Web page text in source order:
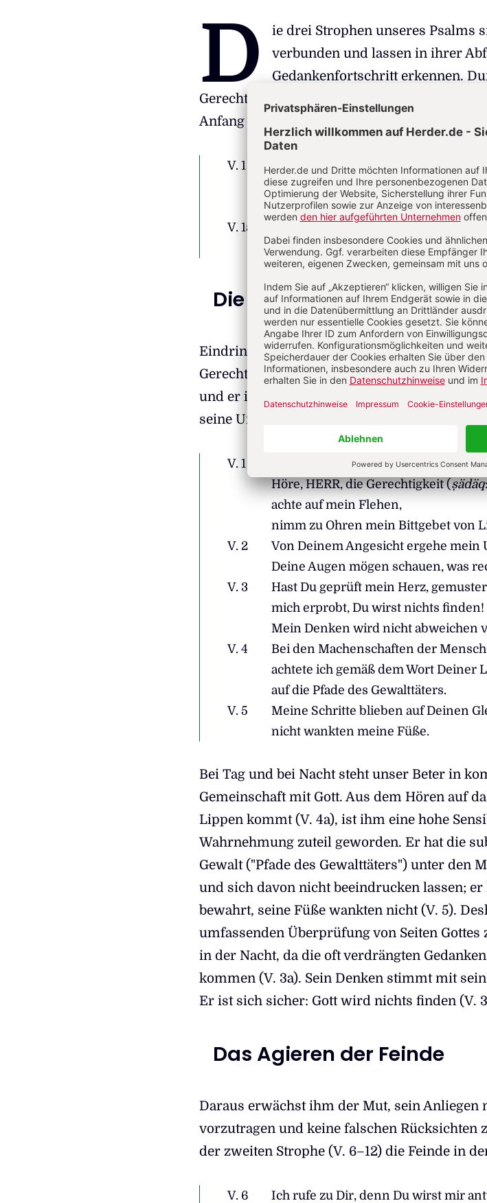
D
ie drei Strophen unseres Psalms
verbunden und lassen in ihrer
Gedankenfortschritt erkennen.
Gerechtigkeit, zu der sich der Beter bekennt.
Anfang und am Ende des Psalms:
V. 1 Höre, HERR, die Gerechtigkeit (ṣädäq
achte auf mein Flehen,
nimm zu Ohren mein Bittgebet von
V. 15
mich sättigen, wenn ich erwache, an
Die Unschuld des Beters
Eindringlich bittet der Beter JHWH um
Gerechtigkeit. Er ist bereit, sich einer
und er ist sich sicher, diese Prüfung zu
seine Unschuld. Darum geht es in der ersten
V. 1
Ein Bittgebet Davids.
Höre, HERR, die Gerechtigkeit (ṣädäq
achte auf mein Flehen,
nimm zu Ohren mein Bittgebet von
V. 2
Von Deinem Angesicht ergehe mein
Deine Augen mögen schauen, was
V. 3
Hast Du geprüft mein Herz,
mich erprobt, Du wirst nichts finden!
Mein Denken wird nicht abweichen
V. 4
Bei den Machenschaften der
achtete ich gemäß dem Wort Deiner
auf die Pfade des Gewalttäters.
V. 5
Meine Schritte blieben auf Deinen
nicht wankten meine Füße.
Bei Tag und bei Nacht steht unser Beter in
Gemeinschaft mit Gott. Aus dem Hören auf
Lippen kommt (V. 4a), ist ihm eine hohe
Wahrnehmung zuteil geworden. Er hat die
Gewalt ("Pfade des Gewalttäters") unter den
und sich davon nicht beeindrucken lassen; er
bewahrt, seine Füße wankten nicht (V. 5).
umfassenden Überprüfung von Seiten Gottes
in der Nacht, da die oft verdrängten
kommen (V. 3a). Sein Denken stimmt mit
Er ist sich sicher: Gott wird nichts finden (V.
Das Agieren der Feinde
Daraus erwächst ihm der Mut, sein Anliegen
vorzutragen und keine falschen Rücksichten
der zweiten Strophe (V. 6–12) die Feinde in
V. 6 Ich rufe zu Dir, denn Du wirst mir